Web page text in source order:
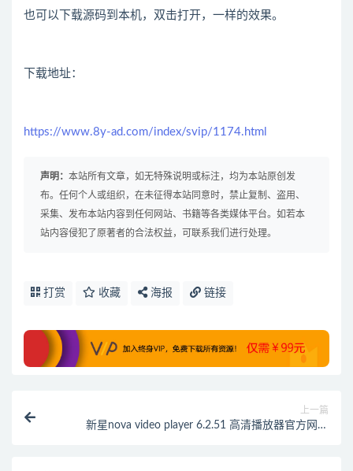
也可以下载源码到本机，双击打开，一样的效果。
下载地址：
https://www.8y-ad.com/index/svip/1174.html
声明： 本站所有文章，如无特殊说明或标注，均为本站原创发
布。任何个人或组织，在未征得本站同意时，禁止复制、盗用、
采集、发布本站内容到任何网站、书籍等各类媒体平台。如若本
站内容侵犯了原著者的合法权益，可联系我们进行处理。
打赏 收藏 海报 链接
上一篇
新星nova video player 6.2.51 高清播放器官方网站